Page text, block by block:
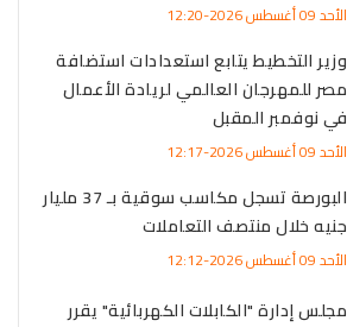
الأحد 09 أغسطس 2026-12:20
وزير التخطيط يتابع استعدادات استضافة
مصر للمهرجان العالمي لريادة الأعمال
في نوفمبر المقبل
الأحد 09 أغسطس 2026-12:17
البورصة تسجل مكاسب سوقية بـ 37 مليار
جنيه خلال منتصف التعاملات
الأحد 09 أغسطس 2026-12:12
مجلس إدارة "الكابلات الكهربائية" يقرر